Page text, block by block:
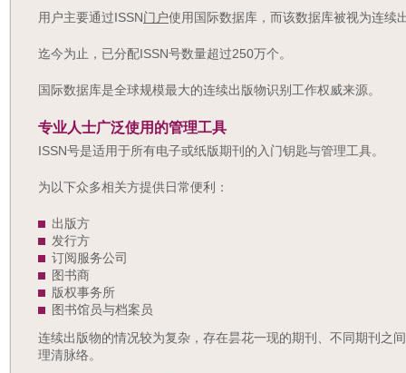
用户主要通过ISSN门户使用国际数据库，而该数据库被视为连续
迄今为止，已分配ISSN号数量超过250万个。
国际数据库是全球规模最大的连续出版物识别工作权威来源。
专业人士广泛使用的管理工具
ISSN号是适用于所有电子或纸版期刊的入门钥匙与管理工具。
为以下众多相关方提供日常便利：
出版方
发行方
订阅服务公司
图书商
版权事务所
图书馆员与档案员
连续出版物的情况较为复杂，存在昙花一现的期刊、不同期刊之
理清脉络。